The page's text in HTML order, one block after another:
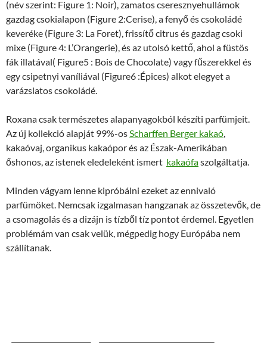
(név szerint: Figure 1: Noir), zamatos cseresznyehullámok
gazdag csokialapon (Figure 2:Cerise), a fenyő és csokoládé
keveréke (Figure 3: La Foret), frissítő citrus és gazdag csoki
mixe (Figure 4: L’Orangerie), és az utolsó kettő, ahol a füstös
fák illatával( Figure5 : Bois de Chocolate) vagy fűszerekkel és
egy csipetnyi vaníliával (Figure6 :Épices) alkot elegyet a
varázslatos csokoládé.
Roxana csak természetes alapanyagokból készíti parfümjeit.
Az új kollekció alapját 99%-osScharffen Berger kakaó,
kakaóvaj, organikus kakaópor és az Észak-Amerikában
őshonos, az istenek eledeleként ismert kakaófaszolgáltatja.
Minden vágyam lenne kipróbálni ezeket az ennivaló
parfümöket. Nemcsak izgalmasan hangzanak az összetevők, de
a csomagolás és a dizájn is tízből tíz pontot érdemel. Egyetlen
problémám van csak velük, mégpedig hogy Európába nem
szállítanak.